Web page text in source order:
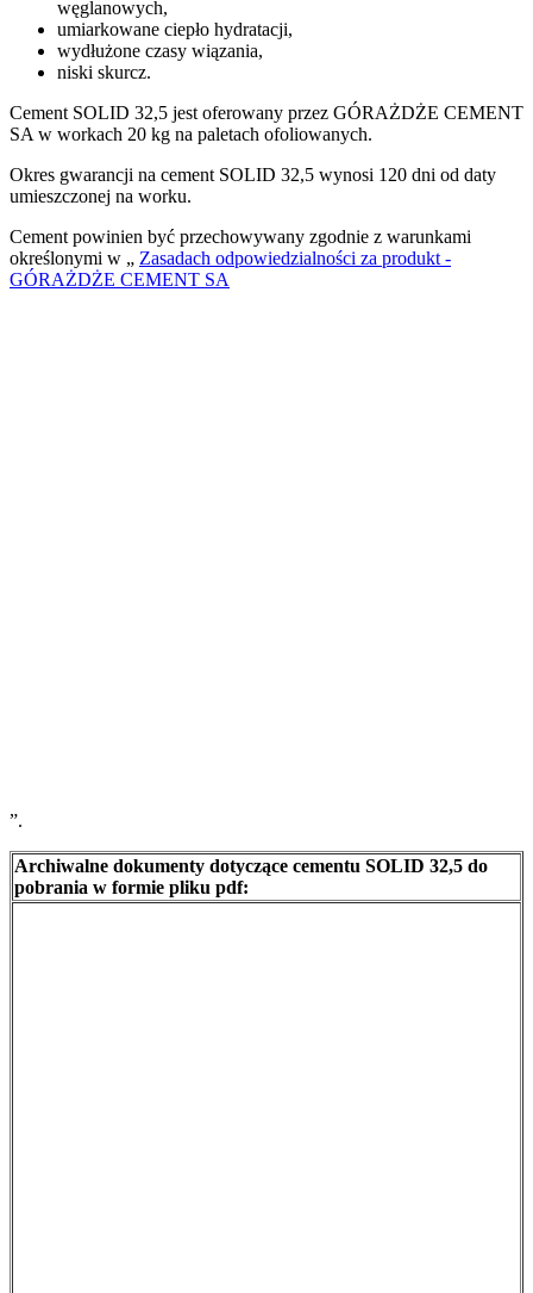
węglanowych,
umiarkowane ciepło hydratacji,
wydłużone czasy wiązania,
niski skurcz.
Cement SOLID 32,5 jest oferowany przez GÓRAŻDŻE CEMENT
SA w workach 20 kg na paletach ofoliowanych.
Okres gwarancji na cement SOLID 32,5 wynosi 120 dni od daty
umieszczonej na worku.
Cement powinien być przechowywany zgodnie z warunkami
określonymi w „ Zasadach odpowiedzialności za produkt -
GÓRAŻDŻE CEMENT SA
”.
Archiwalne dokumenty dotyczące cementu SOLID 32,5 do
pobrania w formie pliku pdf: